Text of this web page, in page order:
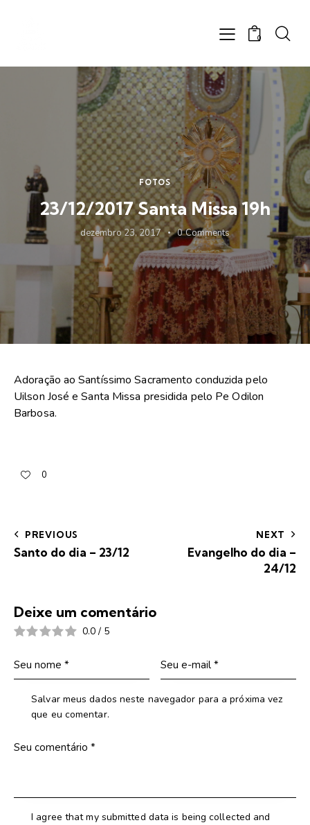
0
FOTOS
23/12/2017 Santa Missa 19h
dezembro 23, 2017 0 Comments
Adoração ao Santíssimo Sacramento conduzida pelo
Uilson José e Santa Missa presidida pelo Pe Odilon
Barbosa.
0
PREVIOUS
Santo do dia – 23/12
NEXT
Evangelho do dia –
24/12
Deixe um comentário
0.0 / 5
Salvar meus dados neste navegador para a próxima vez
que eu comentar.
I agree that my submitted data is being collected and